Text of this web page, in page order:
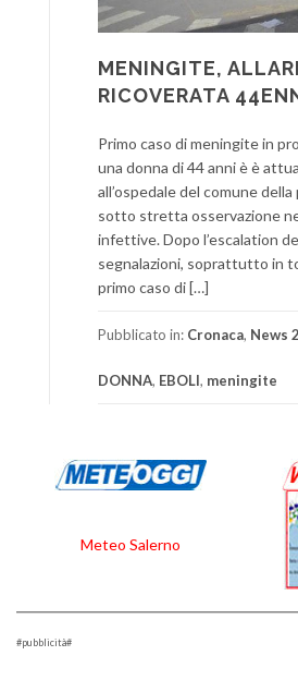
MENINGITE,
RICOVERATA
Primo caso di meningite in
una donna di 44 anni è è
all’ospedale del comune
sotto stretta osservazione
infettive. Dopo l’escalation
segnalazioni, soprattutto in
primo caso di […]
Pubblicato in: Cronaca, News 2
DONNA, EBOLI, meningite
Meteo Salerno
#pubblicità#